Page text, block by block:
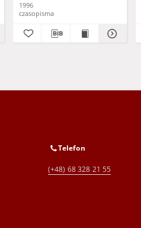
1996
czasopisma
Telefon
(+48) 68 328 21 55